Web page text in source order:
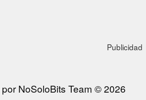
Publicidad
NoSoloBits Team © 2026